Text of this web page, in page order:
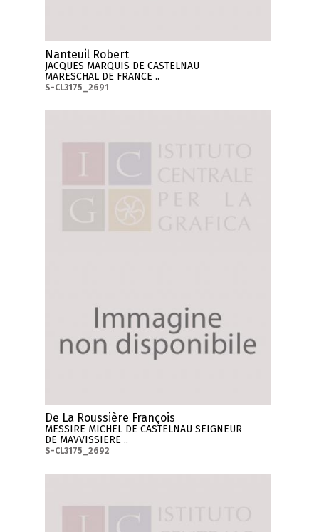
Nanteuil Robert
JACQUES MARQUIS DE CASTELNAU
MARESCHAL DE FRANCE ..
S-CL3175_2691
De La Roussière François
MESSIRE MICHEL DE CASTELNAU SEIGNEUR
DE MAVVISSIERE ..
S-CL3175_2692